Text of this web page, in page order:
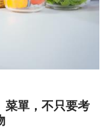
菜單，不只要考